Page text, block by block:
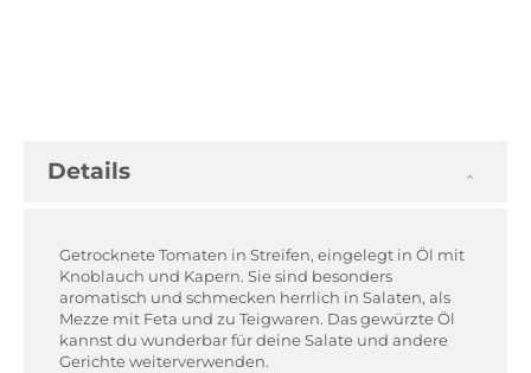
Details
Getrocknete Tomaten in Streifen, eingelegt in Öl mit
Knoblauch und Kapern. Sie sind besonders
aromatisch und schmecken herrlich in Salaten, als
Mezze mit Feta und zu Teigwaren. Das gewürzte Öl
kannst du wunderbar für deine Salate und andere
Gerichte weiterverwenden.